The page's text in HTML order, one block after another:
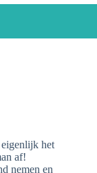
eigenlijk het
af!
nemen en